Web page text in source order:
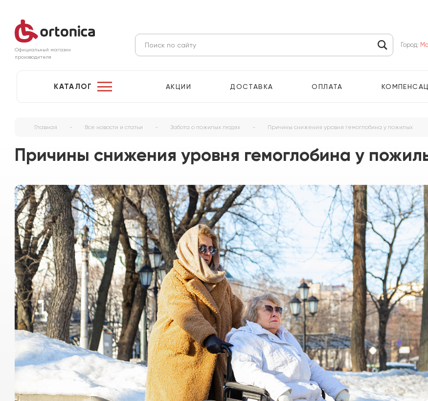
Официальный магазин
производителя
Город:
КАТАЛОГ АКЦИИ ДОСТАВКА ОПЛАТА
Главная - Все новости и статьи - Забота о пожилых людях - Причины снижения уровня гемоглобина у пожилых
Причины снижения уровня гемоглобина у